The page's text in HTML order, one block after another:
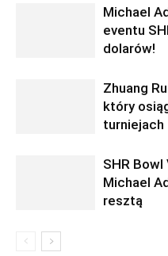
Michael
eventu
dolarów!
Zhuang
który
turniejach
SHR
Michael
resztą